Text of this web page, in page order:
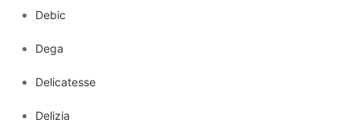
Debic
Dega
Delicatesse
Delizia